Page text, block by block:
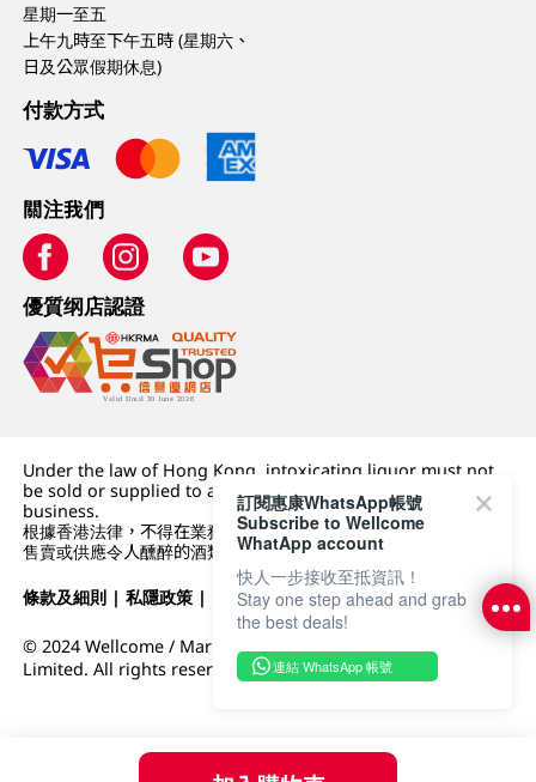
星期一至五
上午九時至下午五時 (星期六、
日及公眾假期休息)
付款方式
關注我們
優質纲店認證
Under the law of Hong Kong, intoxicating liquor must not
be sold or supplied to a minor (under 18) in the course of
business.
根據香港法律，不得在業務過程中，向未成年人 (18 歲以下人士)
售賣或供應令人醺醉的酒類。
條款及細則 |私隱政策 | DFI零售集團
© 2024 Wellcome / Market Place. The Dairy Farm Company
Limited. All rights reserved.
訂閱惠康WhatsApp帳號
Subscribe to Wellcome
WhatApp account
快人一步接收至抵資訊！
Stay one step ahead and grab
the best deals!
連結 WhatsApp 帳號